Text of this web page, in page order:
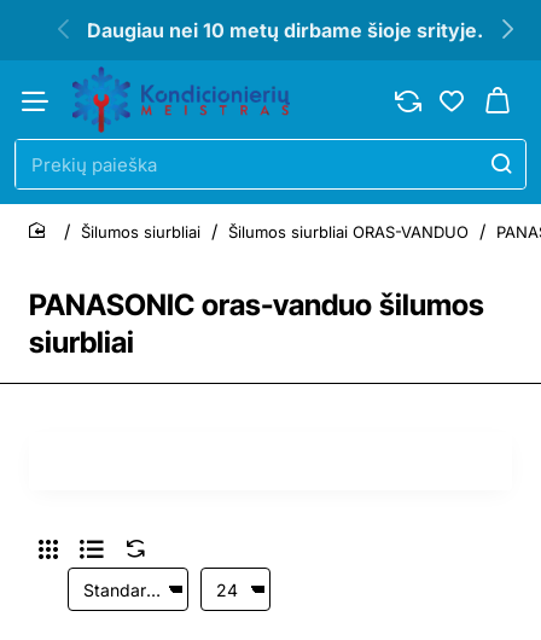
Daugiau nei 10 metų dirbame šioje srityje.
Prekių
paieška
PANASONIC oras-vanduo šilumos
siurbliai
home
Šilumos siurbliai Šilumos siurbliai ORAS-VANDUO